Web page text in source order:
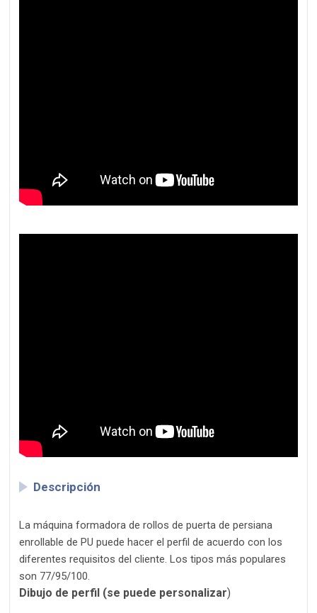
Descripción
La máquina formadora de rollos de puerta de persiana
enrollable de PU puede hacer el perfil de acuerdo con los
diferentes requisitos del cliente. Los tipos más populares
son 77/95/100.
Dibujo de perfil (se puede personalizar)